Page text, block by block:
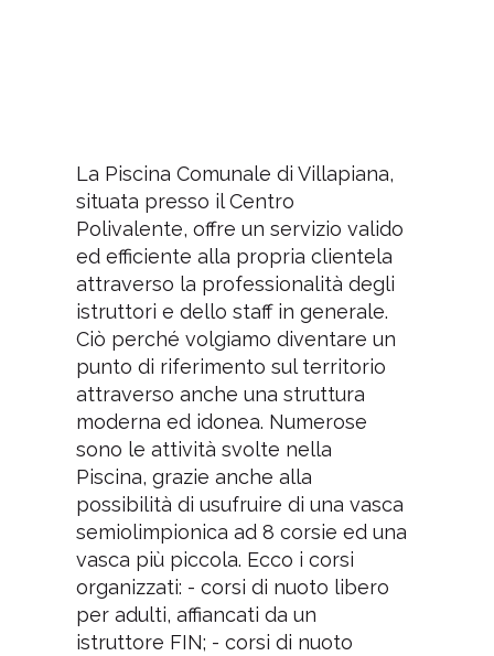
La Piscina Comunale di Villapiana,
situata presso il Centro
Polivalente, offre un servizio valido
ed efficiente alla propria clientela
attraverso la professionalità degli
istruttori e dello staff in generale.
Ciò perché volgiamo diventare un
punto di riferimento sul territorio
attraverso anche una struttura
moderna ed idonea. Numerose
sono le attività svolte nella
Piscina, grazie anche alla
possibilità di usufruire di una vasca
semiolimpionica ad 8 corsie ed una
vasca più piccola. Ecco i corsi
organizzati: - corsi di nuoto libero
per adulti, affiancati da un
istruttore FIN; - corsi di nuoto